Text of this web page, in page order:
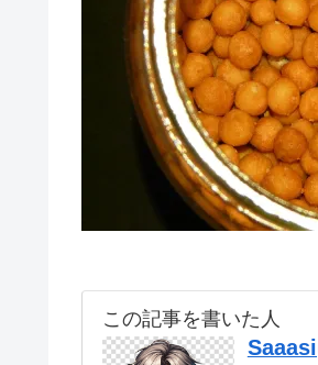
この記事を書いた人